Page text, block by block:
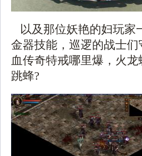
以及那位妖艳的妇玩家
金器技能，巡逻的战士
血传奇特戒哪里爆，火
跳蜂?